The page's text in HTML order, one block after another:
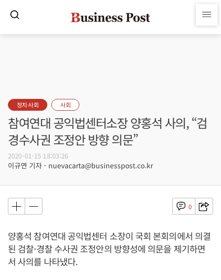
정치·사회 사회
참여연대 공익법센터소장 양홍석 사의, “검
경수사권 조정안 방향 의문”
2020-01-15 18:03:26
이규연 기자 - nuevacarta@businesspost.co.kr
0
양홍석 참여연대 공익법센터 소장이 국회 본회의에서 의결
된 검찰-경찰 수사권 조정안의 방향성에 의문을 제기하면
서 사의를 나타냈다.